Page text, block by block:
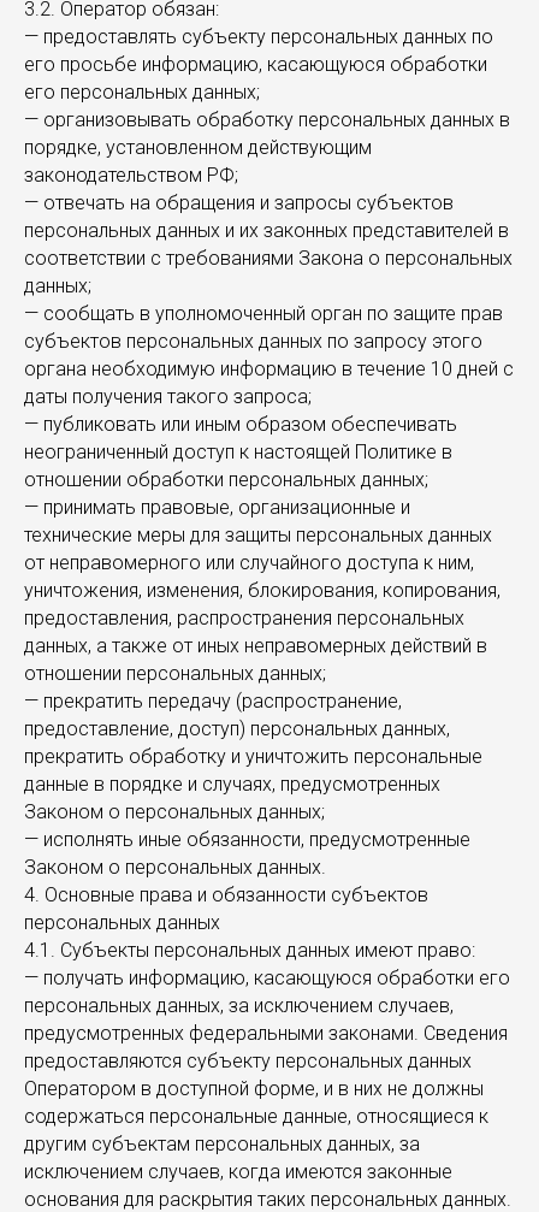
3.2. Оператор обязан:
— предоставлять субъекту персональных данных по
его просьбе информацию, касающуюся обработки
его персональных данных;
— организовывать обработку персональных данных в
порядке, установленном действующим
законодательством РФ;
— отвечать на обращения и запросы субъектов
персональных данных и их законных представителей в
соответствии с требованиями Закона о персональных
данных;
— сообщать в уполномоченный орган по защите прав
субъектов персональных данных по запросу этого
органа необходимую информацию в течение 10 дней с
даты получения такого запроса;
— публиковать или иным образом обеспечивать
неограниченный доступ к настоящей Политике в
отношении обработки персональных данных;
— принимать правовые, организационные и
технические меры для защиты персональных данных
от неправомерного или случайного доступа к ним,
уничтожения, изменения, блокирования, копирования,
предоставления, распространения персональных
данных, а также от иных неправомерных действий в
отношении персональных данных;
— прекратить передачу (распространение,
предоставление, доступ) персональных данных,
прекратить обработку и уничтожить персональные
данные в порядке и случаях, предусмотренных
Законом о персональных данных;
— исполнять иные обязанности, предусмотренные
Законом о персональных данных.
4. Основные права и обязанности субъектов
персональных данных
4.1. Субъекты персональных данных имеют право:
— получать информацию, касающуюся обработки его
персональных данных, за исключением случаев,
предусмотренных федеральными законами. Сведения
предоставляются субъекту персональных данных
Оператором в доступной форме, и в них не должны
содержаться персональные данные, относящиеся к
другим субъектам персональных данных, за
исключением случаев, когда имеются законные
основания для раскрытия таких персональных данных.